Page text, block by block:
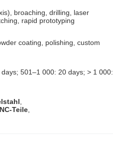
broaching, drilling, laser
rapid prototyping
coating, polishing, custom
501–1 000: 20 days; > 1 000:
Teile